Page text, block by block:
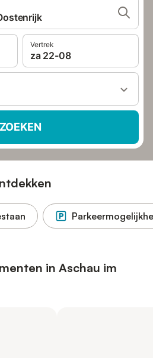
Vertrek
za 22-08
ZOEKEN
in Aschau im